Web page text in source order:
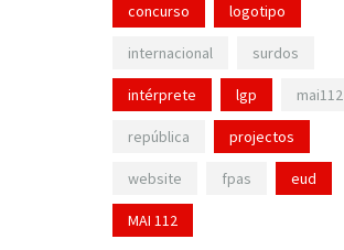
concurso logotipo
internacional surdos
intérprete lgp mai112
república projectos
website fpas eud
MAI 112